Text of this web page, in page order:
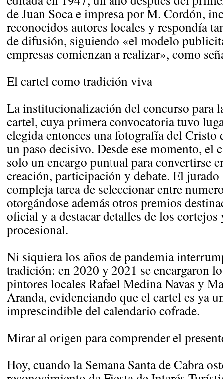
de Juan Soca e impresa por M. Cordón,
reconocidos autores locales y respondía
de difusión, siguiendo «el modelo
empresas comienzan a realizar», como
El cartel como tradición viva
La institucionalización del concurso para
cartel, cuya primera convocatoria tuvo
elegida entonces una fotografía del Cristo
un paso decisivo. Desde ese momento, el
solo un encargo puntual para convertirse
creación, participación y debate. El jurado
compleja tarea de seleccionar entre
otorgándose además otros premios
oficial y a destacar detalles de los cortejos
procesional.
Ni siquiera los años de pandemia
tradición: en 2020 y 2021 se encargaron
pintores locales Rafael Medina Navas y
Aranda, evidenciando que el cartel es ya
imprescindible del calendario cofrade.
Mirar al origen para comprender el
Hoy, cuando la Semana Santa de Cabra